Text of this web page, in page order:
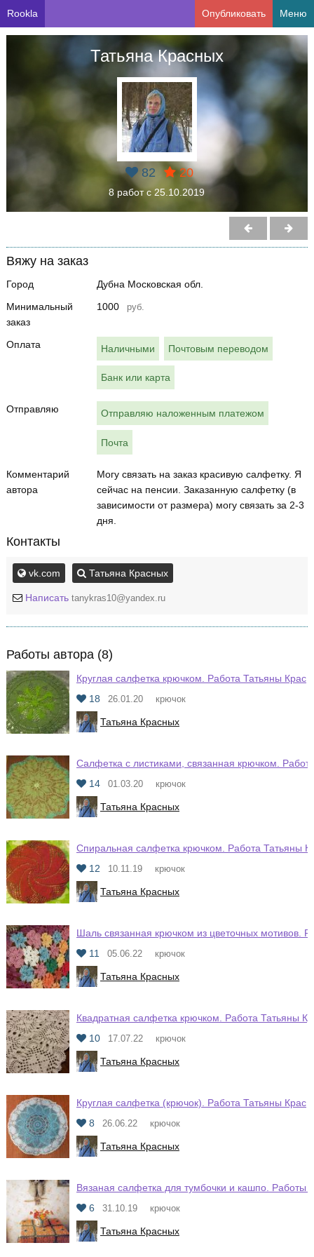
Rookla Опубликовать Меню
Татьяна Красных
82 20
8 работ с 25.10.2019
Вяжу на заказ
Город
Дубна Московская обл.
Минимальный
заказ
1000 руб.
Оплата Наличными Почтовым переводом
Банк или карта
Отправляю Отправляю наложенным платежом
Почта
Комментарий
автора
Могу связать на заказ красивую салфетку. Я
сейчас на пенсии. Заказанную салфетку (в
зависимости от размера) могу связать за 2-3
дня.
Контакты
vk.com Татьяна Красных
Написать tanykras10@yandex.ru
Работы автора (8)
Круглая салфетка крючком. Работа Татьяны Крас
18
26.01.20 крючок
Татьяна Красных
Салфетка с листиками, связанная крючком.
14
01.03.20 крючок
Татьяна Красных
Спиральная салфетка крючком. Работа Татьяны
12
10.11.19 крючок
Татьяна Красных
Шаль связанная крючком из цветочных мотивов.
11
05.06.22 крючок
Татьяна Красных
Квадратная салфетка крючком. Работа Татьяны
10
17.07.22 крючок
Татьяна Красных
Круглая салфетка (крючок). Работа Татьяны Крас
8
26.06.22 крючок
Татьяна Красных
Вязаная салфетка для тумбочки и кашпо. Работы
6
31.10.19 крючок
Татьяна Красных